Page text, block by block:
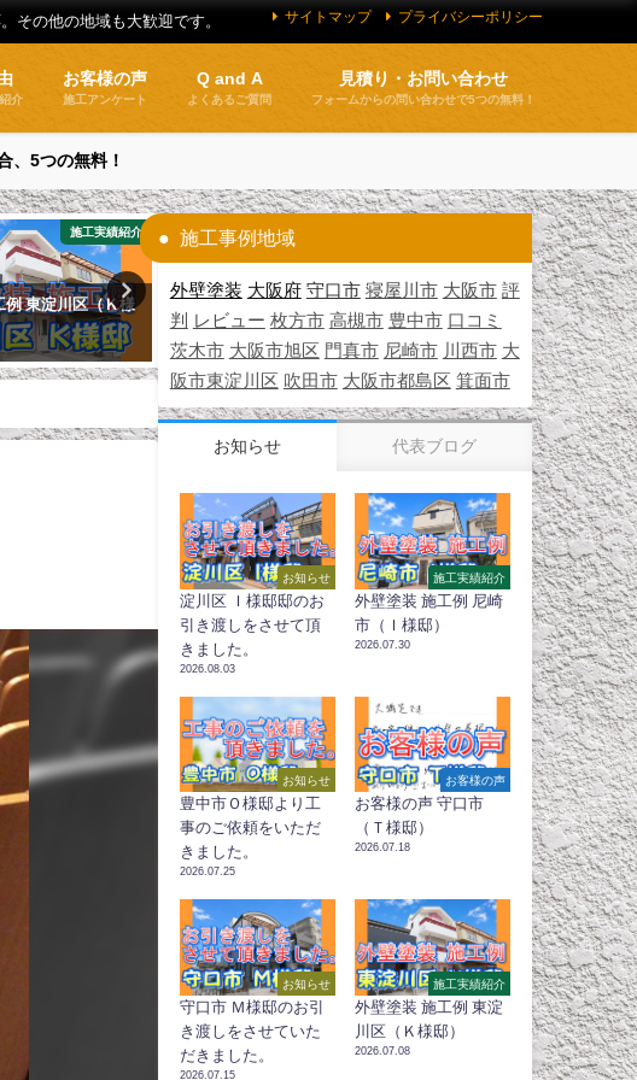
その他の地域も大歓迎です。 サイトマップ プライバシーポリシー
介
お客様の声
施工アンケート
Q and A
よくあるご質問
見積り・お問い合わせ
フォームからの問い合わせで5つの無料！
、5つの無料！
施工実績紹介
例 東淀川区（Ｋ様
外壁塗装の助成金（3月30日更
新）
2026年3月30日
建設業許可
施工事例地域
外壁塗装 大阪府 守口市 寝屋川市 大阪市 評
判
レビュー 枚方市 高槻市 豊中市 口コミ
茨木市 大阪市旭区 門真市 尼崎市 川西市 大
阪市東淀川区 吹田市 大阪市都島区 箕面市
お知らせ 代表ブログ
お知らせ
淀川区 Ｉ様邸邸のお
引き渡しをさせて頂
きました。
2026.08.03
施工実績紹介
外壁塗装 施工例 尼崎
市（Ｉ様邸）
2026.07.30
お知らせ
豊中市Ｏ様邸より工
事のご依頼をいただ
きました。
2026.07.25
お客様の声
お客様の声 守口市
（Ｔ様邸）
2026.07.18
お知らせ
守口市 Ｍ様邸のお引
き渡しをさせていた
だきました。
2026.07.15
施工実績紹介
外壁塗装 施工例 東淀
川区（Ｋ様邸）
2026.07.08